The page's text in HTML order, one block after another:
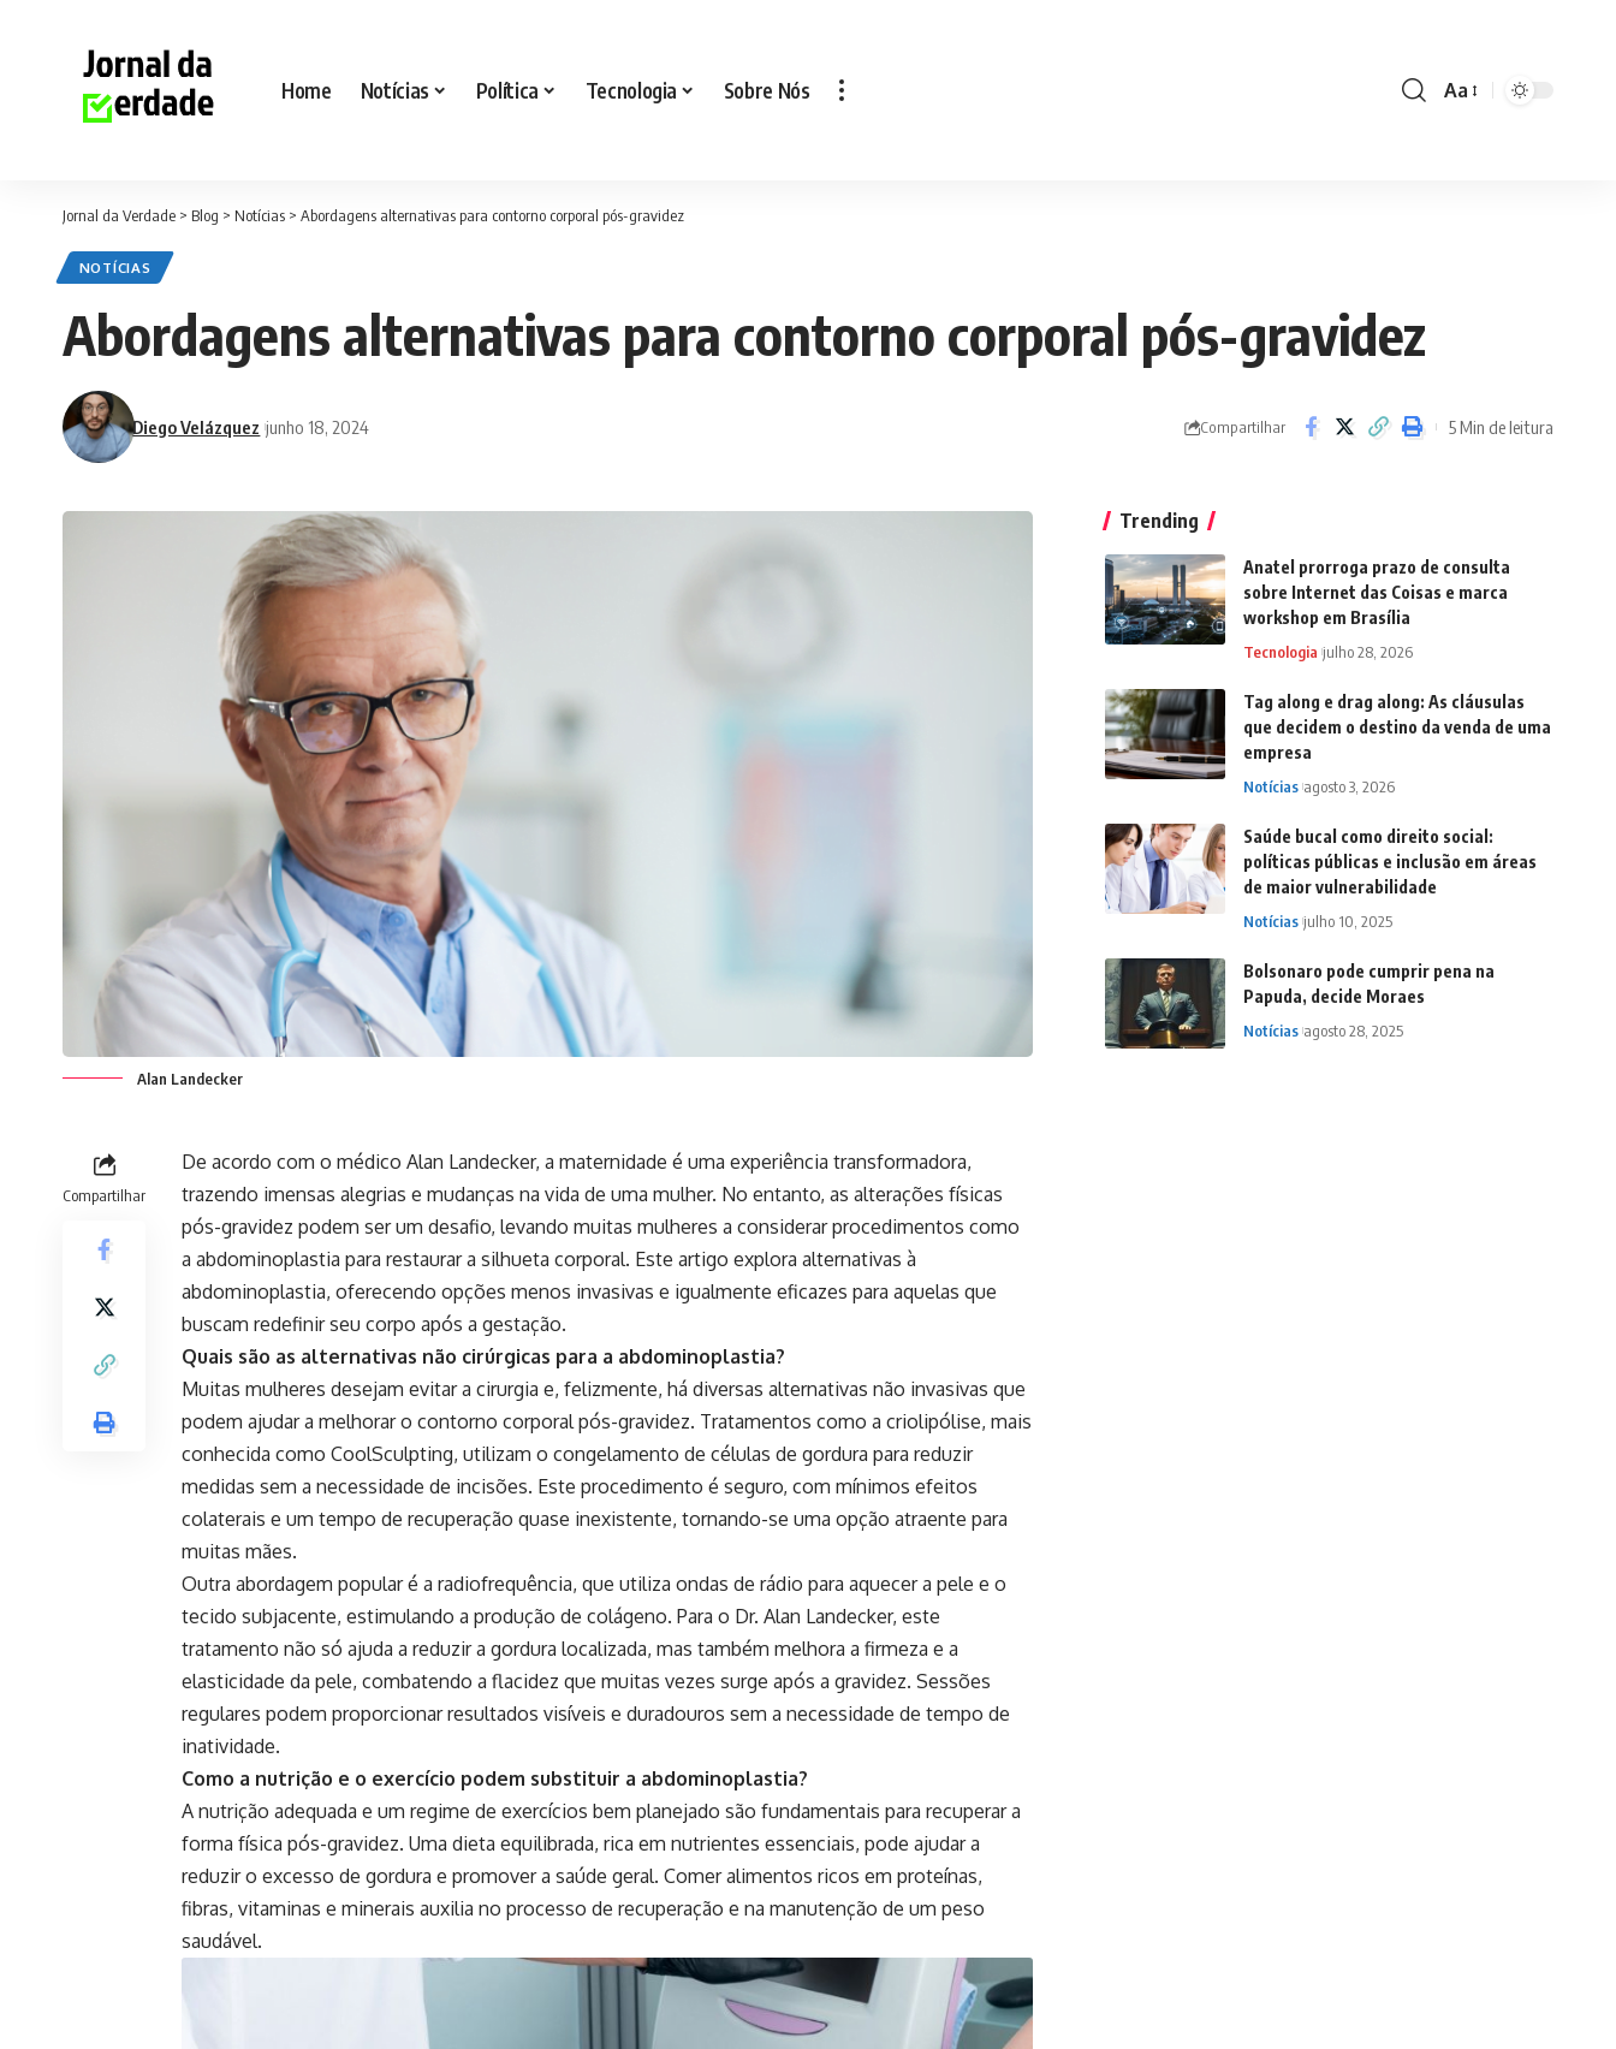
Home Notícias Política Tecnologia Sobre Nós
Font
Aa
Jornal da Verdade > Blog > Notícias > Abordagens alternativas para contorno corporal pós-gravidez
NOTÍCIAS
Abordagens alternativas para contorno corporal pós-gravidez
Diego Velázquez junho 18, 2024 Compartilhar 5 Min de leitura
Alan Landecker
Compartilhar
De acordo com o médico Alan Landecker, a maternidade é uma experiência transformadora,
trazendo imensas alegrias e mudanças na vida de uma mulher. No entanto, as alterações físicas
pós-gravidez podem ser um desafio, levando muitas mulheres a considerar procedimentos como
a abdominoplastia para restaurar a silhueta corporal. Este artigo explora alternativas à
abdominoplastia, oferecendo opções menos invasivas e igualmente eficazes para aquelas que
buscam redefinir seu corpo após a gestação.
Quais são as alternativas não cirúrgicas para a abdominoplastia?
Muitas mulheres desejam evitar a cirurgia e, felizmente, há diversas alternativas não invasivas que
podem ajudar a melhorar o contorno corporal pós-gravidez. Tratamentos como a criolipólise, mais
conhecida como CoolSculpting, utilizam o congelamento de células de gordura para reduzir
medidas sem a necessidade de incisões. Este procedimento é seguro, com mínimos efeitos
colaterais e um tempo de recuperação quase inexistente, tornando-se uma opção atraente para
muitas mães.
Outra abordagem popular é a radiofrequência, que utiliza ondas de rádio para aquecer a pele e o
tecido subjacente, estimulando a produção de colágeno. Para o Dr. Alan Landecker, este
tratamento não só ajuda a reduzir a gordura localizada, mas também melhora a firmeza e a
elasticidade da pele, combatendo a flacidez que muitas vezes surge após a gravidez. Sessões
regulares podem proporcionar resultados visíveis e duradouros sem a necessidade de tempo de
inatividade.
Como a nutrição e o exercício podem substituir a abdominoplastia?
A nutrição adequada e um regime de exercícios bem planejado são fundamentais para recuperar a
forma física pós-gravidez. Uma dieta equilibrada, rica em nutrientes essenciais, pode ajudar a
reduzir o excesso de gordura e promover a saúde geral. Comer alimentos ricos em proteínas,
fibras, vitaminas e minerais auxilia no processo de recuperação e na manutenção de um peso
saudável.
Trending
Anatel prorroga prazo de consulta
sobre Internet das Coisas e marca
workshop em Brasília
Tecnologia julho 28, 2026
Tag along e drag along: As cláusulas
que decidem o destino da venda de uma
empresa
Notícias agosto 3, 2026
Saúde bucal como direito social:
políticas públicas e inclusão em áreas
de maior vulnerabilidade
Notícias julho 10, 2025
Bolsonaro pode cumprir pena na
Papuda, decide Moraes
Notícias agosto 28, 2025